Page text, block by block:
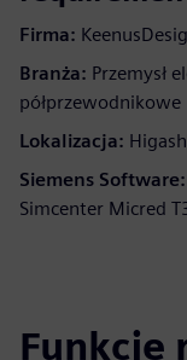
Firma:
Branża: Przemysł
półprzewodnikowe
Lokalizacja:
Siemens Software:
Simcenter Micred
Funkcje